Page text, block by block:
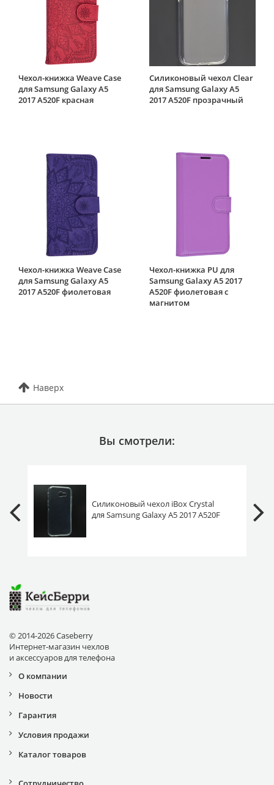
Чехол-книжка Weave Case
для Samsung Galaxy A5
2017 A520F красная
Силиконовый чехол Clear
для Samsung Galaxy A5
2017 A520F прозрачный
Чехол-книжка Weave Case
для Samsung Galaxy A5
2017 A520F фиолетовая
Чехол-книжка PU для
Samsung Galaxy A5 2017
A520F фиолетовая с
магнитом
Наверх
Вы смотрели:
Силиконовый чехол iBox Crystal
для Samsung Galaxy A5 2017 A520F
© 2014-2026 Caseberry
Интернет-магазин чехлов
и аксессуаров для телефона
О компании
Новости
Гарантия
Условия продажи
Каталог товаров